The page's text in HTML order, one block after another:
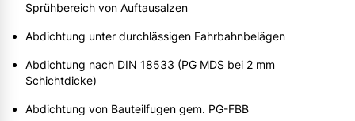
Sprühbereich von Auftausalzen
Abdichtung unter durchlässigen Fahrbahnbelägen
Abdichtung nach DIN 18533 (PG MDS bei 2 mm
Schichtdicke)
Abdichtung von Bauteilfugen gem. PG-FBB